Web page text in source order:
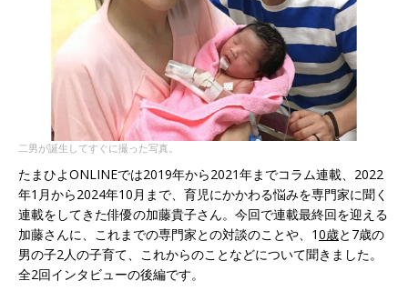
二男が誕生してすぐに撮った写真。
たまひよONLINEでは2019年から2021年までコラム連載、2022
年1月から2024年10月まで、育児にかかわる悩みを専門家に聞く
連載をしてきた俳優の加藤貴子さん。今回で連載最終回を迎える
加藤さんに、これまでの専門家との対談のことや、10歳と7歳の
男の子2人の子育て、これからのことなどについて聞きました。
全2回インタビューの後編です。